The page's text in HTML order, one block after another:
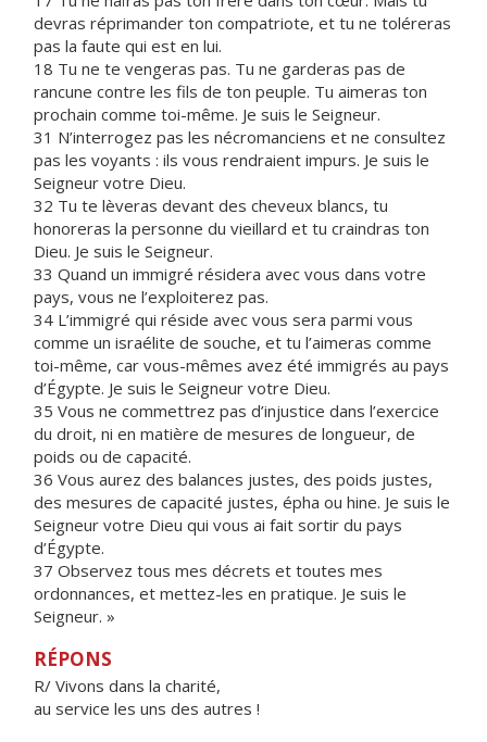
devras réprimander ton compatriote, et tu ne toléreras
pas la faute qui est en lui.
18 Tu ne te vengeras pas. Tu ne garderas pas de
rancune contre les fils de ton peuple. Tu aimeras ton
prochain comme toi-même. Je suis le Seigneur.
31 N’interrogez pas les nécromanciens et ne consultez
pas les voyants : ils vous rendraient impurs. Je suis le
Seigneur votre Dieu.
32 Tu te lèveras devant des cheveux blancs, tu
honoreras la personne du vieillard et tu craindras ton
Dieu. Je suis le Seigneur.
33 Quand un immigré résidera avec vous dans votre
pays, vous ne l’exploiterez pas.
34 L’immigré qui réside avec vous sera parmi vous
comme un israélite de souche, et tu l’aimeras comme
toi-même, car vous-mêmes avez été immigrés au pays
d’Égypte. Je suis le Seigneur votre Dieu.
35 Vous ne commettrez pas d’injustice dans l’exercice
du droit, ni en matière de mesures de longueur, de
poids ou de capacité.
36 Vous aurez des balances justes, des poids justes,
des mesures de capacité justes, épha ou hine. Je suis le
Seigneur votre Dieu qui vous ai fait sortir du pays
d’Égypte.
37 Observez tous mes décrets et toutes mes
ordonnances, et mettez-les en pratique. Je suis le
Seigneur. »
RÉPONS
R/ Vivons dans la charité,
au service les uns des autres !